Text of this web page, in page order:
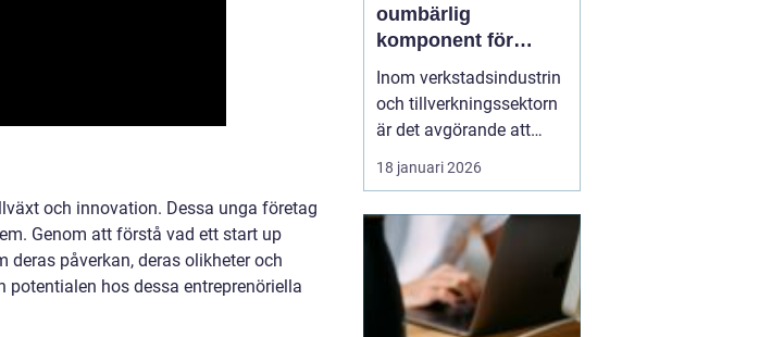
och innovation. Dessa unga företag
Genom att förstå vad ett start up
påverkan, deras olikheter och
hos dessa entreprenöriella
oumbärlig
komponent för
ergonomiska
arbetsmiljöer
Inom verkstadsindustrin
och tillverkningssektorn
är det avgörande att
upprätthålla en säker
och effektiv arbetsmiljö.
arbetsmiljö innefattar
användningen av
hjälpmedel som främjar
erg...
18 januari 2026